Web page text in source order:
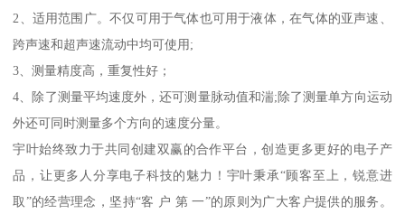
2、适用范围广。不仅可用于气体也可用于液体，在气体的亚声速、
跨声速和超声速流动中均可使用;
3、测量精度高，重复性好；
4、除了测量平均速度外，还可测量脉动值和湍;除了测量单方向运动
外还可同时测量多个方向的速度分量。
宇叶始终致力于共同创建双赢的合作平台，创造更多更好的电子产
品，让更多人分享电子科技的魅力！宇叶秉承“顾客至上，锐意进
取”的经营理念，坚持“客 户 第 一”的原则为广大客户提供的服务。